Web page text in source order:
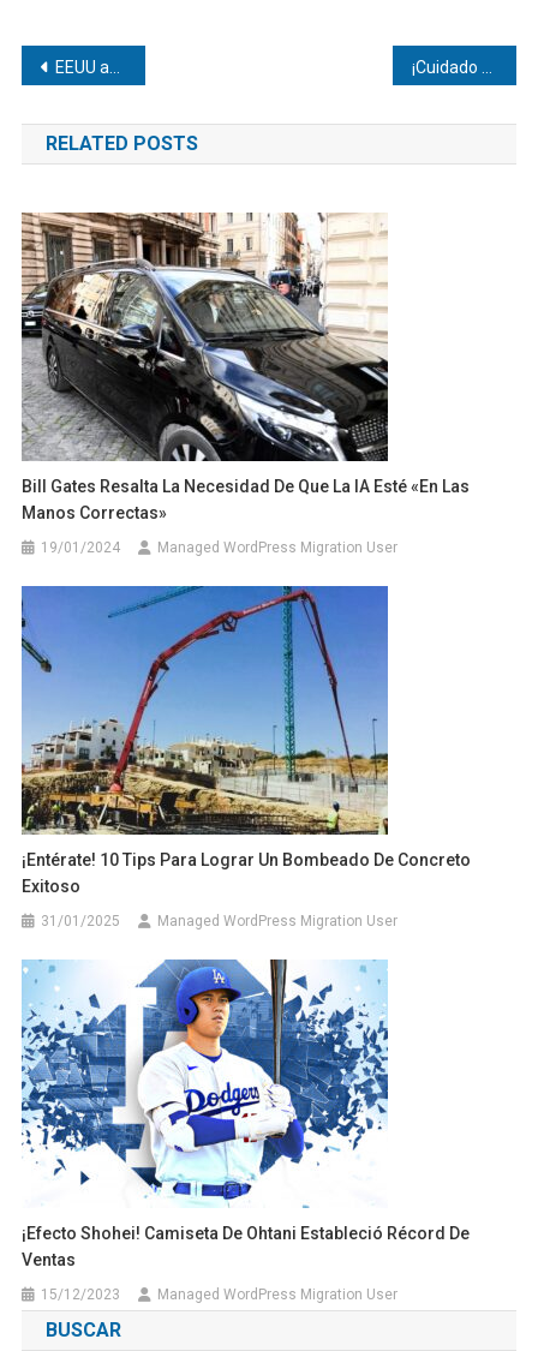
Navegación
de
entradas
EEUU asegura su pase a los 16avos de final del Mundial ¡Cuidado con un autogol digital! Advierten sobre ciberestafas por el Mundial 2026
RELATED POSTS
Bill Gates Resalta La Necesidad De Que La IA Esté «en Las
Manos Correctas»
19/01/2024 Managed WordPress Migration User
¡Entérate! 10 Tips Para Lograr Un Bombeado De Concreto
Exitoso
31/01/2025 Managed WordPress Migration User
¡Efecto Shohei! Camiseta De Ohtani Estableció Récord De
Ventas
15/12/2023 Managed WordPress Migration User
BUSCAR